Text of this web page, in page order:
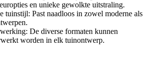
en unieke gewolkte uitstraling.
tuinstijl: Past naadloos in zowel moderne als
De diverse formaten kunnen
worden in elk tuinontwerp.